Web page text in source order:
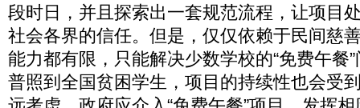
段时日，并且探索出一套规范流程，让项目
社会各界的信任。但是，仅仅依赖于民间慈
能力都有限，只能解决少数学校的“免费午餐
普照到全国贫困学生，项目的持续性也会受